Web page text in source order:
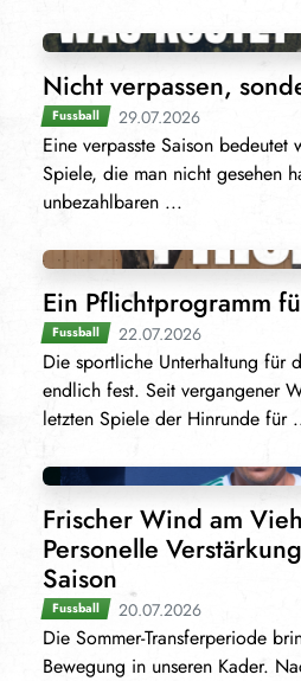
Nicht verpassen,
Fussball 29.07.2026
Eine verpasste Saison bedeutet
Spiele, die man nicht gesehen
unbezahlbaren ...
Ein Pflichtprogramm
Fussball 22.07.2026
Die sportliche Unterhaltung für
endlich fest. Seit vergangener
letzten Spiele der Hinrunde für
Frischer Wind am
Personelle
Saison
Fussball 20.07.2026
Die Sommer-Transferperiode
Bewegung in unseren Kader.